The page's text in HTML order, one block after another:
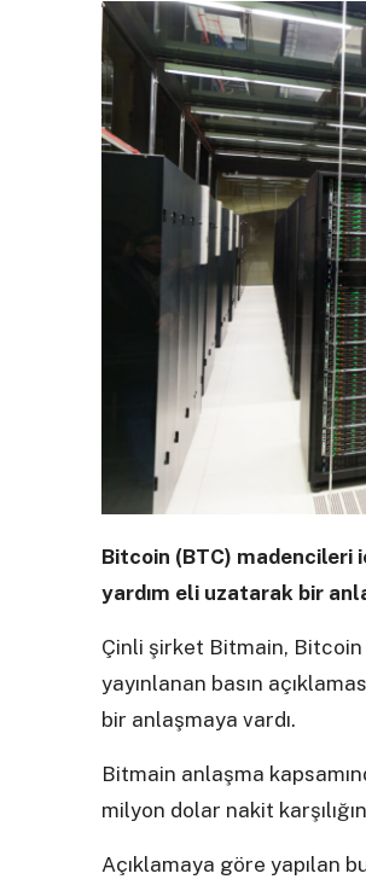
Bitcoin (BTC) madencileri
yardım eli uzatarak bir
Çinli şirket Bitmain, Bitcoin
yayınlanan basın
bir anlaşmaya vardı.
Bitmain anlaşma
milyon dolar nakit
Açıklamaya göre yapılan